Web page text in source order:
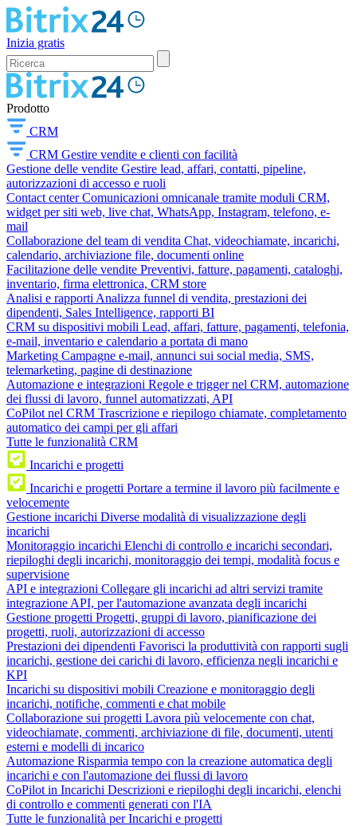
Inizia gratis
Prodotto
CRM
CRM Gestire vendite e clienti con facilità
Gestione delle vendite Gestire lead, affari, contatti, pipeline,
autorizzazioni di accesso e ruoli
Contact center Comunicazioni omnicanale tramite moduli CRM,
widget per siti web, live chat, WhatsApp, Instagram, telefono, e-
mail
Collaborazione del team di vendita Chat, videochiamate, incarichi,
calendario, archiviazione file, documenti online
Facilitazione delle vendite Preventivi, fatture, pagamenti, cataloghi,
inventario, firma elettronica, CRM store
Analisi e rapporti Analizza funnel di vendita, prestazioni dei
dipendenti, Sales Intelligence, rapporti BI
CRM su dispositivi mobili Lead, affari, fatture, pagamenti, telefonia,
e-mail, inventario e calendario a portata di mano
Marketing Campagne e-mail, annunci sui social media, SMS,
telemarketing, pagine di destinazione
Automazione e integrazioni Regole e trigger nel CRM, automazione
dei flussi di lavoro, funnel automatizzati, API
CoPilot nel CRM Trascrizione e riepilogo chiamate, completamento
automatico dei campi per gli affari
Tutte le funzionalità CRM
Incarichi e progetti
Incarichi e progetti Portare a termine il lavoro più facilmente e
velocemente
Gestione incarichi Diverse modalità di visualizzazione degli
incarichi
Monitoraggio incarichi Elenchi di controllo e incarichi secondari,
riepiloghi degli incarichi, monitoraggio dei tempi, modalità focus e
supervisione
API e integrazioni Collegare gli incarichi ad altri servizi tramite
integrazione API, per l'automazione avanzata degli incarichi
Gestione progetti Progetti, gruppi di lavoro, pianificazione dei
progetti, ruoli, autorizzazioni di accesso
Prestazioni dei dipendenti Favorisci la produttività con rapporti sugli
incarichi, gestione dei carichi di lavoro, efficienza negli incarichi e
KPI
Incarichi su dispositivi mobili Creazione e monitoraggio degli
incarichi, notifiche, commenti e chat mobile
Collaborazione sui progetti Lavora più velocemente con chat,
videochiamate, commenti, archiviazione di file, documenti, utenti
esterni e modelli di incarico
Automazione Risparmia tempo con la creazione automatica degli
incarichi e con l'automazione dei flussi di lavoro
CoPilot in Incarichi Descrizioni e riepiloghi degli incarichi, elenchi
di controllo e commenti generati con l'IA
Tutte le funzionalità per Incarichi e progetti